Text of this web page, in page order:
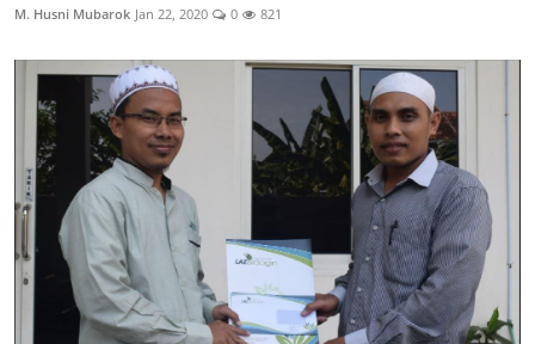
M. Husni Mubarok Jan 22, 2020 0 821